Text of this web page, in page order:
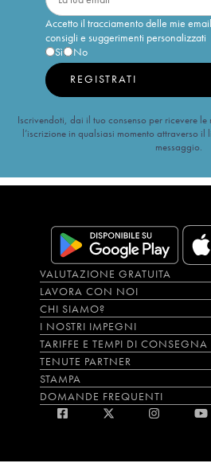
Accetto il tracciamento delle mie
consigli e suggerimenti personalizzati
Sì
No
REGISTRATI
Iscrivendoti, dai il tuo consenso per ricevere le
l’iscrizione in qualsiasi momento attraverso
messaggio.
VALUTAZIONE GRATUITA
LAVORA CON NOI
CHI SIAMO?
I NOSTRI IMPEGNI
TARIFFE E TEMPI DI CONSEGNA
TENUTE PARTNER
STAMPA
DOMANDE FREQUENTI